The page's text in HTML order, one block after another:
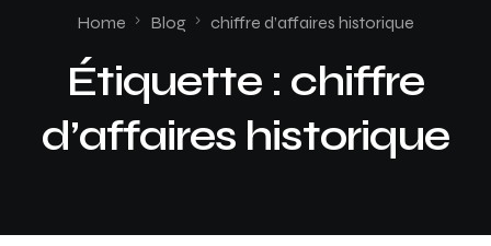
Home Blog chiffre d’affaires historique
Étiquette : chiffre
d’affaires historique